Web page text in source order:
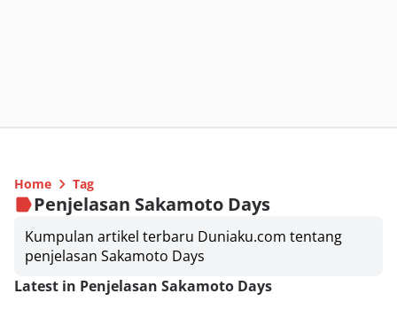
Home Tag
Penjelasan Sakamoto Days
Kumpulan artikel terbaru Duniaku.com tentang
penjelasan Sakamoto Days
Latest in Penjelasan Sakamoto Days